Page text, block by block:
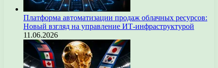
Платформа автоматизации продаж облачных ресурсов:
Новый взгляд на управление ИТ-инфраструктурой
11.06.2026